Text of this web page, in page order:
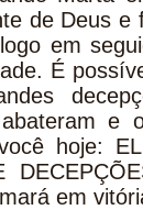
de Deus
em
É
e
hoje:
em